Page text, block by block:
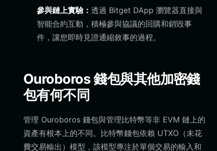
參與鏈上實驗： 透過 Bitget DApp 瀏覽器直接與
智能合約互動，積極參與協議的回購和銷毀事
件，讓您即時見證通縮敘事的過程。
Ouroboros 錢包與其他加密錢
包有何不同
管理 Ouroboros 錢包與管理比特幣等非 EVM 鏈上的
資產有根本上的不同。比特幣錢包依賴 UTXO（未花
費交易輸出）模型，該模型專注於單個交易的輸入和